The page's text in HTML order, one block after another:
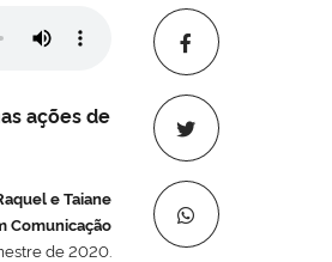
ações de
e Taiane
Comunicação
de 2020.